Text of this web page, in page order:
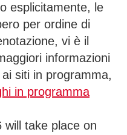
esplicitamente, le
per ordine di
vi è il
informazioni
siti in programma,
in programma
will take place on